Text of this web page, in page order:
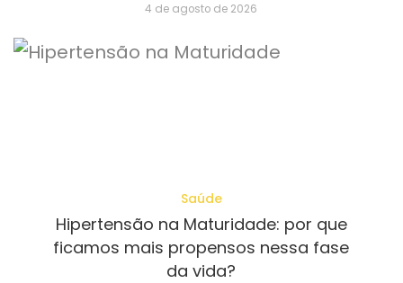
4 de agosto de 2026
Saúde
Hipertensão na Maturidade: por que
ficamos mais propensos nessa fase
da vida?